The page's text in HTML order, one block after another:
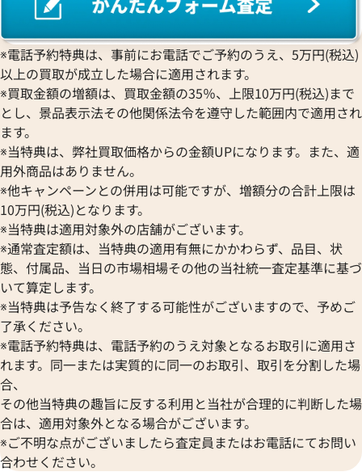
※電話予約特典は、事前にお電話でご予約のうえ、5万円(税込)
以上の買取が成立した場合に適用されます。
※買取金額の増額は、買取金額の35％、上限10万円(税込)まで
とし、景品表示法その他関係法令を遵守した範囲内で適用され
ます。
※当特典は、弊社買取価格からの金額UPになります。また、適
用外商品はありません。
※他キャンペーンとの併用は可能ですが、増額分の合計上限は
10万円(税込)となります。
※当特典は適用対象外の店舗がございます。
※通常査定額は、当特典の適用有無にかかわらず、品目、状
態、付属品、当日の市場相場その他の当社統一査定基準に基づ
いて算定します。
※当特典は予告なく終了する可能性がございますので、予めご
了承ください。
※電話予約特典は、電話予約のうえ対象となるお取引に適用さ
れます。同一または実質的に同一のお取引、取引を分割した場
合、
その他当特典の趣旨に反する利用と当社が合理的に判断した場
合は、適用対象外となる場合がございます。
※ご不明な点がございましたら査定員またはお電話にてお問い
合わせください。